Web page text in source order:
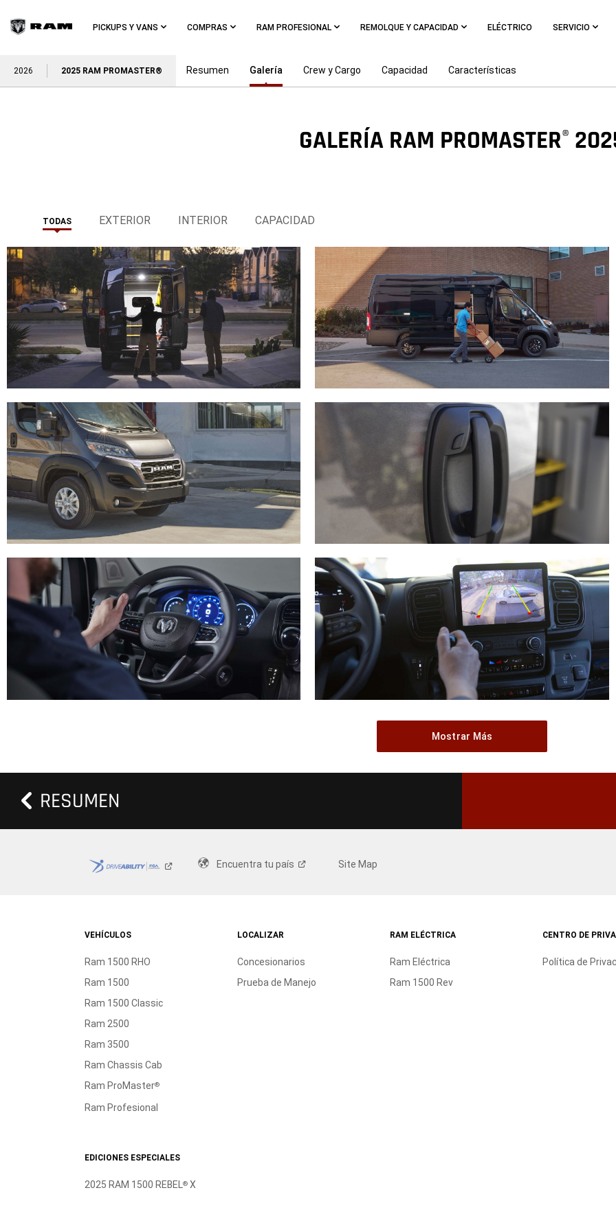
Main
PICKUPS Y VANS COMPRAS RAM PROFESIONAL REMOLQUE Y CAPACIDAD ELÉCTRICO SERVICIO
2026 2025 RAM PROMASTER® Resumen Galería Crew y Cargo Capacidad Características
GALERÍA RAM PROMASTER®
TODAS EXTERIOR INTERIOR CAPACIDAD
Mostrar Más
RESUMEN
Encuentra tu país Site Map
VEHÍCULOS
Ram 1500 RHO
Ram 1500
Ram 1500 Classic
Ram 2500
Ram 3500
Ram Chassis Cab
Ram ProMaster®
Ram Profesional
EDICIONES ESPECIALES
2025 RAM 1500 REBEL ®X
LOCALIZAR
Concesionarios
Prueba de Manejo
RAM ELÉCTRICA
Ram Eléctrica
Ram 1500 Rev
CENTRO DE
Política de